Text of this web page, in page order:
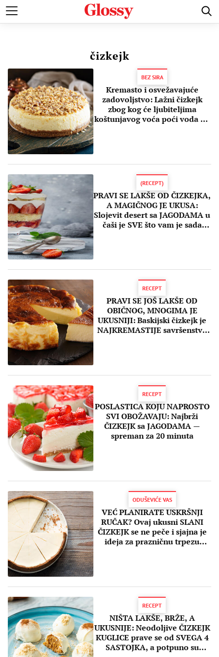
POZNATI MODA I LEPOTA ZDRAVI I SREĆNI LJUBAV
čizkejk
BEZ SIRA
Kremasto i osvežavajuće
zadovoljstvo: Lažni čizkejk
zbog kog će ljubiteljima
koštunjavog voća poći voda na
(RECEPT)
PRAVI SE LAKŠE OD ČIZKEJKA,
A MAGIČNOG JE UKUSA:
Slojevit desert sa JAGODAMA u
čaši je SVE što vam je sada
RECEPT
PRAVI SE JOŠ LAKŠE OD
OBIČNOG, MNOGIMA JE
UKUSNIJI: Baskijski čizkejk je
NAJKREMASTIJE savršenstvo
RECEPT
POSLASTICA KOJU NAPROSTO
SVI OBOŽAVAJU: Najbrži
ČIZKEJK sa JAGODAMA —
spreman za 20 minuta
ODUŠEVIĆE VAS
VEĆ PLANIRATE USKRŠNJI
RUČAK? Ovaj ukusni SLANI
ČIZKEJK se ne peče i sjajna je
ideja za prazničnu trpezu
RECEPT
NIŠTA LAKŠE, BRŽE, A
UKUSNIJE: Neodoljive ČIZKEJK
KUGLICE prave se od SVEGA 4
SASTOJKA, a potpuno su